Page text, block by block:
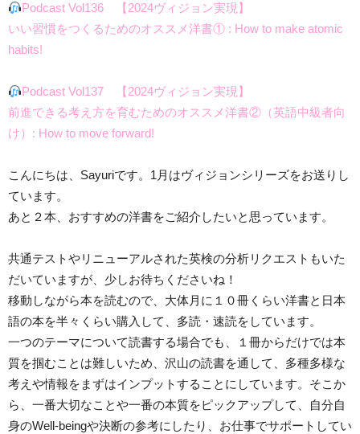
Podcast Vol136 【2024ヴィジョン実現】
いい習慣をつくるためのオススメ洋書① : How to make atomic
habits!
Podcast Vol137 【2024ヴィジョン実現】
前進できる考え方を育むためのオススメ洋書②（英語中級者向
け）: How to move forward!
こんにちは、Sayuriです。1月はヴィジョンシリーズをお送りし
ています。
あと２本、おすすめの洋書をご紹介したいと思っています。
共通テストやリニューアルされた英検の分析リクエストもいた
だいていますが、少しお待ちくださいね！
移動しながら本を読むので、大体月に１０冊くらい洋書と日本
語の本を半々くらい購入して、多読・速読をしています。
一つのテーマについて読書する場合でも、１冊からだけでは本
質を掴むことは難しいため、沢山の読書を通して、多種多様な
考えや情報をまずはインプットすることにしています。そこか
ら、一番大切なことや一番の本質をピックアップして、自分自
身のWell-beingや決断の参考にしたり、お仕事でサポートしてい